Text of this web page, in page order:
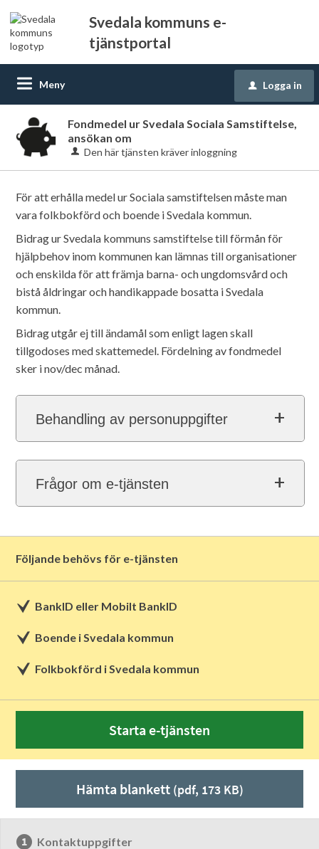
Svedala kommuns e-
tjänstportal
Meny u Logga in
Fondmedel ur Svedala Sociala Samstiftelse,
ansökan om
Den här tjänsten kräver inloggning
För att erhålla medel ur Sociala samstiftelsen måste man
vara folkbokförd och boende i Svedala kommun.
Bidrag ur Svedala kommuns samstiftelse till förmån för
hjälpbehov inom kommunen kan lämnas till organisationer
och enskilda för att främja barna- och ungdomsvård och
bistå åldringar och handikappade bosatta i Svedala
kommun.
Bidrag utgår ej till ändamål som enligt lagen skall
tillgodoses med skattemedel. Fördelning av fondmedel
sker i nov/dec månad.
Behandling av personuppgifter
Frågor om e-tjänsten
Följande behövs för e-tjänsten
BankID eller Mobilt BankID
Boende i Svedala kommun
Folkbokförd i Svedala kommun
Starta e-tjänsten
Hämta blankett(pdf, 173 KB)
Kontaktuppgifter